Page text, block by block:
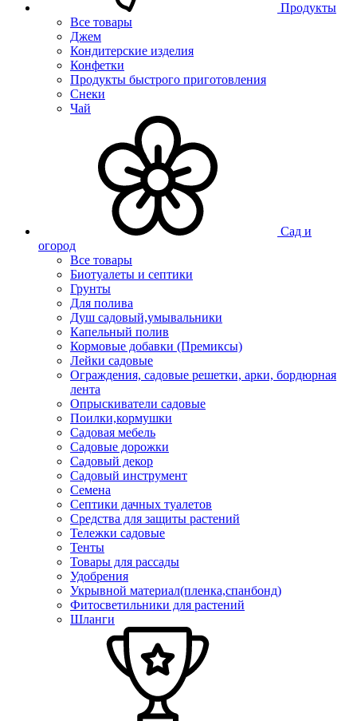
Продукты
Все товары
Джем
Кондитерские изделия
Конфетки
Продукты быстрого приготовления
Снеки
Чай
Сад и
огород
Все товары
Биотуалеты и септики
Грунты
Для полива
Душ садовый,умывальники
Капельный полив
Кормовые добавки (Премиксы)
Лейки садовые
Ограждения, садовые решетки, арки, бордюрная
лента
Опрыскиватели садовые
Поилки,кормушки
Садовая мебель
Садовые дорожки
Садовый декор
Садовый инструмент
Семена
Септики дачных туалетов
Средства для защиты растений
Тележки садовые
Тенты
Товары для рассады
Удобрения
Укрывной материал(пленка,спанбонд)
Фитосветильники для растений
Шланги